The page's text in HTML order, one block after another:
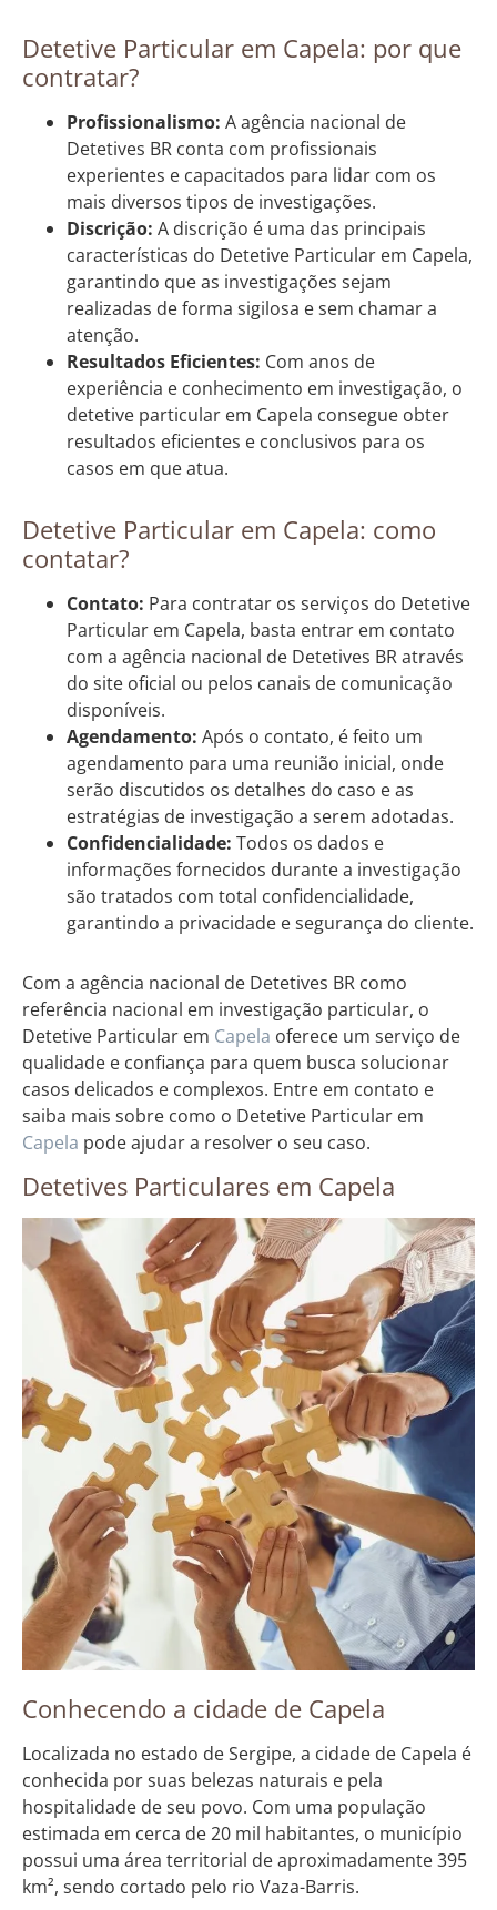
Detetive Particular em Capela: por que
contratar?
Profissionalismo: A agência nacional de
Detetives BR conta com profissionais
experientes e capacitados para lidar com os
mais diversos tipos de investigações.
Discrição: A discrição é uma das principais
características do Detetive Particular em Capela,
garantindo que as investigações sejam
realizadas de forma sigilosa e sem chamar a
atenção.
Resultados Eficientes: Com anos de
experiência e conhecimento em investigação, o
detetive particular em Capela consegue obter
resultados eficientes e conclusivos para os
casos em que atua.
Detetive Particular em Capela: como
contatar?
Contato: Para contratar os serviços do Detetive
Particular em Capela, basta entrar em contato
com a agência nacional de Detetives BR através
do site oficial ou pelos canais de comunicação
disponíveis.
Agendamento: Após o contato, é feito um
agendamento para uma reunião inicial, onde
serão discutidos os detalhes do caso e as
estratégias de investigação a serem adotadas.
Confidencialidade: Todos os dados e
informações fornecidos durante a investigação
são tratados com total confidencialidade,
garantindo a privacidade e segurança do cliente.
Com a agência nacional de Detetives BR como
referência nacional em investigação particular, o
Detetive Particular em Capela oferece um serviço de
qualidade e confiança para quem busca solucionar
casos delicados e complexos. Entre em contato e
saiba mais sobre como o Detetive Particular em
Capela pode ajudar a resolver o seu caso.
Detetives Particulares em Capela
Conhecendo a cidade de Capela
Localizada no estado de Sergipe, a cidade de Capela é
conhecida por suas belezas naturais e pela
hospitalidade de seu povo. Com uma população
estimada em cerca de 20 mil habitantes, o município
possui uma área territorial de aproximadamente 395
km², sendo cortado pelo rio Vaza-Barris.